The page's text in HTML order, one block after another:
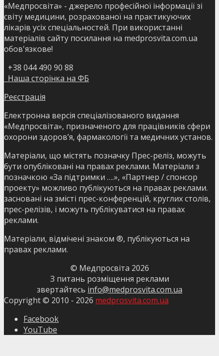
«Медпросвіта» - джерело професійної інформації зі
світу медицини, розрахованої на практикуючих
лікарів усіх спеціальностей. При використанні
матеріалів сайту посилання на medprosvita.com.ua
обов'язкове!
+38 044 490 90 88
Наша сторінка на ФБ
Реєстрація
Електронна версія спеціалізованого видання
«Медпросвіта», призначеного для працівників сфери
охорони здоров’я, фармакології та медичних установ.
Матеріали, що містять позначку Прес-реліз, можуть
бути опубліковані на правах реклами. Матеріали з
позначкою «За підтримки ….», «Партнер / спонсор
проекту» можливо публікуються на правах реклами.
засновані на змісті прес-конференцій, круглих столів,
прес-релізів, і можуть публікуватися на правах
реклами.
Матеріали, відмічені знаком ®, публікуються на
правах реклами.
© Медпросвіта 2026
З питань розміщення реклами
звертайтесь info@medprosvita.com.ua
Copyright © 2010 - 2026 medprosvita.com.ua
Facebook
YouTube